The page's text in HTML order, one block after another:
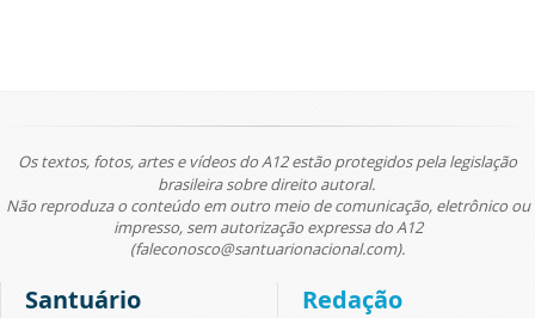
Os textos, fotos, artes e vídeos do A12 estão protegidos pela legislação
brasileira sobre direito autoral.
Não reproduza o conteúdo em outro meio de comunicação, eletrônico ou
impresso, sem autorização expressa do A12
(faleconosco@santuarionacional.com).
Santuário Redação